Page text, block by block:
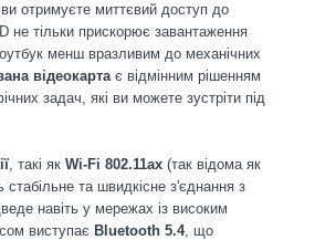
отримуєте миттєвий доступ до
не тільки прискорює завантаження
менш вразливим до механічних
відеокартає відмінним рішенням
задач, які ви можете зустріти під
, такі як Wi-Fi 802.11ax (так відома як
та швидкісне з'єднання з
навіть у мережах із високим
виступає Bluetooth 5.4, що